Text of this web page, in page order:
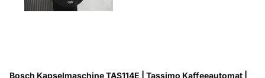
Bosch Kapselmaschine TAS114E | Tassimo Kaffeeautomat |